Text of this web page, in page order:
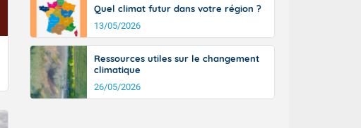
Quel climat futur dans votre région ?
13/05/2026
Ressources utiles sur le changement
climatique
26/05/2026